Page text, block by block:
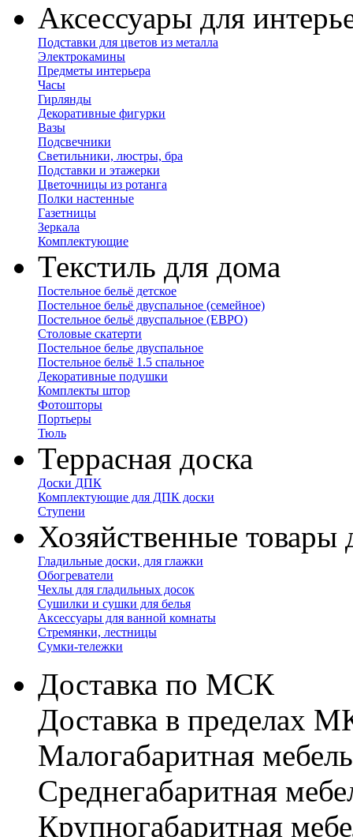
Аксессуары для
Подставки для цветов из металла
Электрокамины
Предметы интерьера
Часы
Гирлянды
Декоративные фигурки
Вазы
Подсвечники
Светильники, люстры, бра
Подставки и этажерки
Цветочницы из ротанга
Полки настенные
Газетницы
Зеркала
Комплектующие
Текстиль для дома
Постельное бельё детское
Постельное бельё двуспальное (семейное)
Постельное бельё двуспальное (ЕВРО)
Столовые скатерти
Постельное белье двуспальное
Постельное бельё 1.5 спальное
Декоративные подушки
Комплекты штор
Фотошторы
Портьеры
Тюль
Террасная доска
Доски ДПК
Комплектующие для ДПК доски
Ступени
Хозяйственные товары
Гладильные доски, для глажки
Обогреватели
Чехлы для гладильных досок
Сушилки и сушки для белья
Аксессуары для ванной комнаты
Стремянки, лестницы
Сумки-тележки
Доставка по МСК
Доставка в пределах
Малогабаритная
Cреднегабаритная
Крупногабаритная